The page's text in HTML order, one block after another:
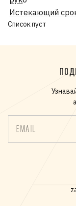
Истекающий
Список пуст
EMAIL